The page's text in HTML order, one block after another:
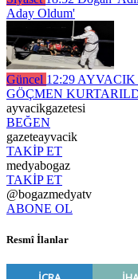
Aday Oldum'
Güncel 12:29
GÖÇMEN
ayvacikgazetesi
BEĞEN
gazeteayvacik
TAKİP ET
medyabogaz
TAKİP ET
@bogazmedyatv
ABONE OL
Resmî İlanlar